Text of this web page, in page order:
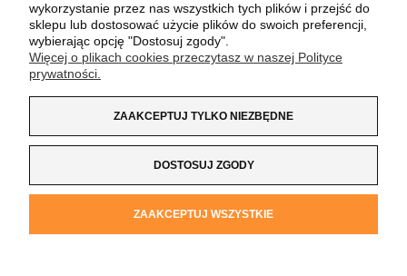
PŁATNOŚCI I DOSTAWA
O NAS
Kochanowskiego 37/K5 |33-100 Tarnów| tel.:
e-mail:sklep@koszulkazlogo.pl
wykorzystanie przez nas wszystkich tych plików i przejść do
sklepu lub dostosować użycie plików do swoich preferencji,
wybierając opcję "Dostosuj zgody".
Więcej o plikach cookies przeczytasz w naszej Polityce
prywatności.
ZAAKCEPTUJ TYLKO NIEZBĘDNE
DOSTOSUJ ZGODY
ZAAKCEPTUJ WSZYSTKIE